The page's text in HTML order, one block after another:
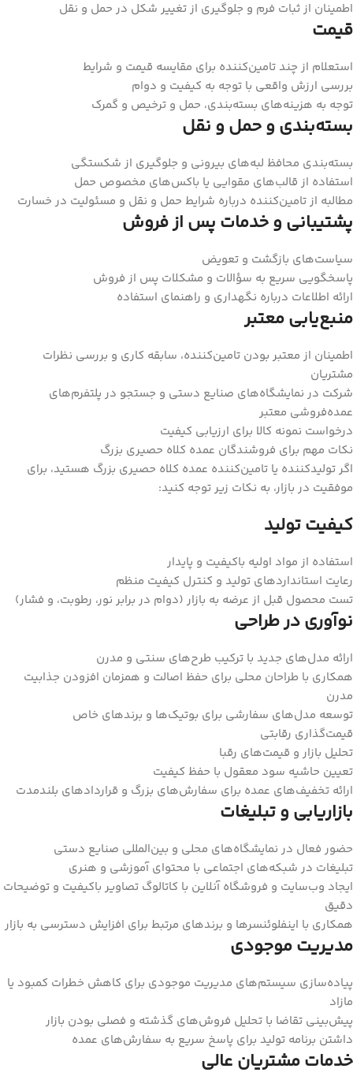
اطمینان از ثبات فرم و جلوگیری از تغییر شکل در حمل و نقل
قیمت
استعلام از چند تامین‌کننده برای مقایسه قیمت و شرایط
بررسی ارزش واقعی با توجه به کیفیت و دوام
توجه به هزینه‌های بسته‌بندی، حمل و ترخیص و گمرک
بسته‌بندی و حمل و نقل
بسته‌بندی محافظ لبه‌های بیرونی و جلوگیری از شکستگی
استفاده از قالب‌های مقوایی یا باکس‌های مخصوص حمل
مطالبه از تامین‌کننده درباره شرایط حمل و نقل و مسئولیت در خسارت
پشتیبانی و خدمات پس از فروش
سیاست‌های بازگشت و تعویض
پاسخگویی سریع به سؤالات و مشکلات پس از فروش
ارائه اطلاعات درباره نگهداری و راهنمای استفاده
منبع‌یابی معتبر
اطمینان از معتبر بودن تامین‌کننده، سابقه کاری و بررسی نظرات
مشتریان
شرکت در نمایشگاه‌های صنایع دستی و جستجو در پلتفرم‌های
عمده‌فروشی معتبر
درخواست نمونه کالا برای ارزیابی کیفیت
نکات مهم برای فروشندگان عمده کلاه حصیری بزرگ
اگر تولیدکننده یا تامین‌کننده عمده کلاه حصیری بزرگ هستید، برای
موفقیت در بازار، به نکات زیر توجه کنید:
کیفیت تولید
استفاده از مواد اولیه باکیفیت و پایدار
رعایت استانداردهای تولید و کنترل کیفیت منظم
تست محصول قبل از عرضه به بازار (دوام در برابر نور، رطوبت، و فشار)
نوآوری در طراحی
ارائه مدل‌های جدید با ترکیب طرح‌های سنتی و مدرن
همکاری با طراحان محلی برای حفظ اصالت و همزمان افزودن جذابیت
مدرن
توسعه مدل‌های سفارشی برای بوتیک‌ها و برندهای خاص
قیمت‌گذاری رقابتی
تحلیل بازار و قیمت‌های رقبا
تعیین حاشیه سود معقول با حفظ کیفیت
ارائه تخفیف‌های عمده برای سفارش‌های بزرگ و قراردادهای بلندمدت
بازاریابی و تبلیغات
حضور فعال در نمایشگاه‌های محلی و بین‌المللی صنایع دستی
تبلیغات در شبکه‌های اجتماعی با محتوای آموزشی و هنری
ایجاد وب‌سایت و فروشگاه آنلاین با کاتالوگ تصاویر باکیفیت و توضیحات
دقیق
همکاری با اینفلوئنسرها و برندهای مرتبط برای افزایش دسترسی به بازار
مدیریت موجودی
پیاده‌سازی سیستم‌های مدیریت موجودی برای کاهش خطرات کمبود یا
مازاد
پیش‌بینی تقاضا با تحلیل فروش‌های گذشته و فصلی بودن بازار
داشتن برنامه تولید برای پاسخ سریع به سفارش‌های عمده
خدمات مشتریان عالی